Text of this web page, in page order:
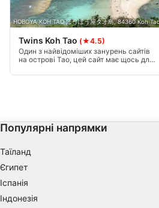
HOBOYA KOH TAO ほうぼう屋タオ島, 84360 Koh
Twins Koh Tao (★4.5)
Один з найвідоміших занурень сайтів
на острові Тао, цей сайт має щось для
5 до 19 метрів, Близнюки знаходиться
Популярні напрямки
Таїланд
Єгипет
Іспанія
Індонезія
Use profiles to select personalised
advertising
Create profiles to personalise
Use profiles to select
combinations of data from
Use limited data to select content